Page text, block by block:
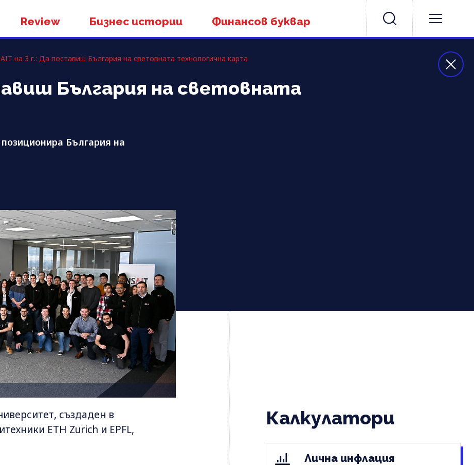
Review Бизнес истории Финансов буквар
на 3 г.: Да поставиш България на световната технологична карта
България на световната
България на
създаден в
ETH Zurich и EPFL,
Калкулатори
Лична инфлация